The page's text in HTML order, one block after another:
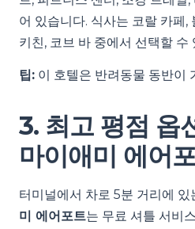
어 있습니다. 식사는 코랄 카페,
키친, 코브 바 중에서 선택할 수
팁: 이 호텔은 반려동물 동반이
3. 최고 평점 옵
마이애미 에어
터미널에서 차로 5분 거리에 있
미 에어포트는 무료 셔틀 서비